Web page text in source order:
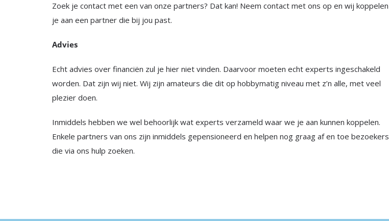
Zoek je contact met een van onze partners? Dat kan! Neem contact met ons op en wij koppelen
je aan een partner die bij jou past.
Advies
Echt advies over financiën zul je hier niet vinden. Daarvoor moeten echt experts ingeschakeld
worden. Dat zijn wij niet. Wij zijn amateurs die dit op hobbymatig niveau met z’n alle, met veel
plezier doen.
Inmiddels hebben we wel behoorlijk wat experts verzameld waar we je aan kunnen koppelen.
Enkele partners van ons zijn inmiddels gepensioneerd en helpen nog graag af en toe bezoekers
die via ons hulp zoeken.